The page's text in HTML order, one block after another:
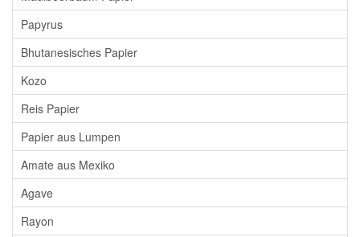
Papyrus
Bhutanesisches Papier
Kozo
Reis Papier
Papier aus Lumpen
Amate aus Mexiko
Agave
Rayon